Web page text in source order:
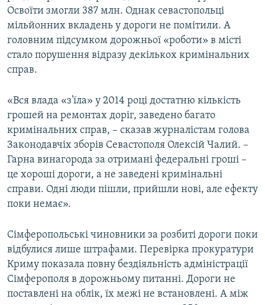
Освоїти змогли 387 млн. Однак севастопольці
мільйонних вкладень у дороги не помітили. А
головним підсумком дорожньої «роботи» в місті
стало порушення відразу декількох кримінальних
справ.
«Вся влада «з'їла» у 2014 році достатню кількість
грошей на ремонтах доріг, заведено багато
кримінальних справ, – сказав журналістам голова
Законодавчіх зборів Севастополя Олексій Чалий. –
Гарна винагорода за отримані федеральні гроші –
це хороші дороги, а не заведені кримінальні
справи. Одні люди пішли, прийшли нові, але ефекту
поки немає».
Сімферопольські чиновники за розбиті дороги поки
відбулися лише штрафами. Перевірка прокуратури
Криму показала повну бездіяльність адміністрації
Сімферополя в дорожньому питанні. Дороги не
поставлені на облік, їх межі не встановлені. А між